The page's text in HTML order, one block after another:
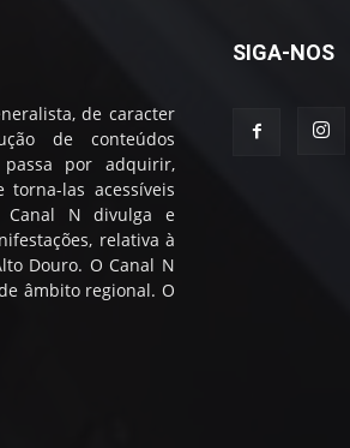
de caracter
de conteúdos
por adquirir,
las acessíveis
Canal N divulga e
relativa à
Douro. O Canal N
âmbito regional. O
SIGA-NOS